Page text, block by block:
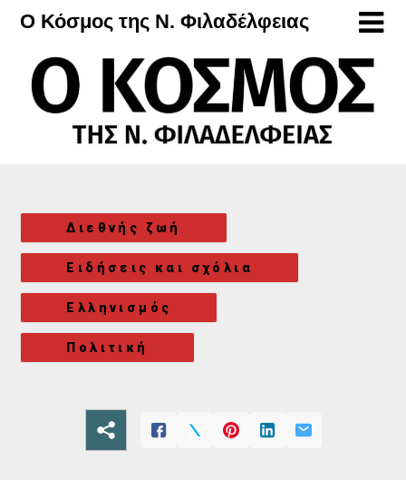
Μετάβαση
περιεχόμενο
Ο Κόσμος της Ν. Φιλαδέλφειας
Διεθνής ζωή
Ειδήσεις και σχόλια
Ελληνισμός
Πολιτική